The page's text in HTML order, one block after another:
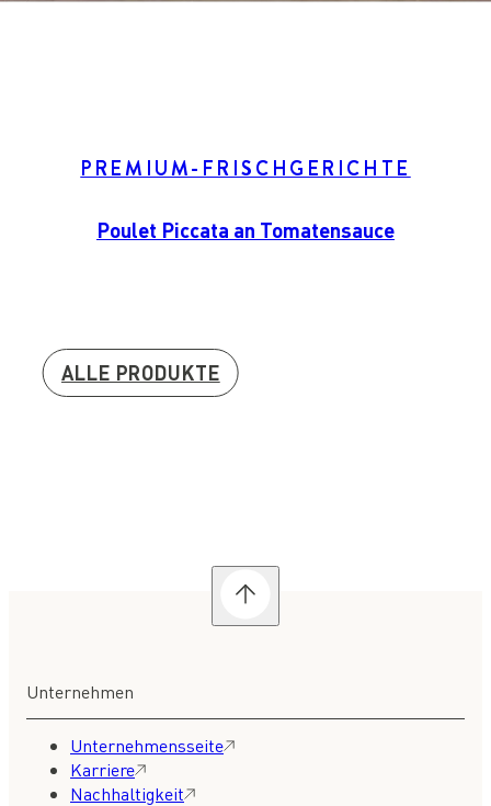
PREMIUM-FRISCHGERICHTE
Poulet Piccata an Tomatensauce
ALLE PRODUKTE
Unternehmen
Unternehmensseite
Karriere
Nachhaltigkeit